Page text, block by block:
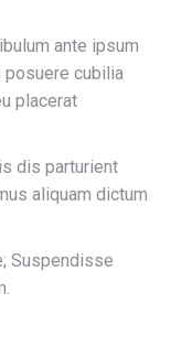
ante ipsum
cubilia
placerat
dis parturient
aliquam dictum
Suspendisse